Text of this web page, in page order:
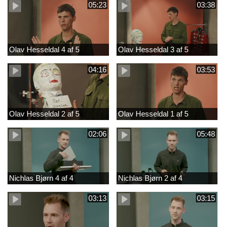
05:23
Olav Hesseldal 4 af 5
03:38
Olav Hesseldal 3 af 5
04:16
Olav Hesseldal 2 af 5
03:53
Olav Hesseldal 1 af 5
02:06
Nichlas Bjørn 4 af 4
05:48
Nichlas Bjørn 2 af 4
03:13 03:15